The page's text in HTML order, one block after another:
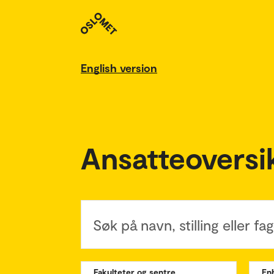
English version
Søk på navn, stilling eller
Fakulteter og sentre